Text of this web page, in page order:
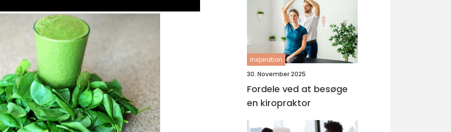
inspiration
30. November 2025
Fordele ved at besøge
en kiropraktor